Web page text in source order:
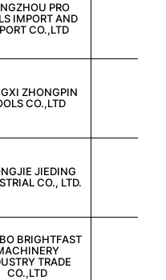
PRO
IMPORT AND
CO.,LTD
ZHONGPIN
CO.,LTD
JIEDING
CO., LTD.
BRIGHTFAST
TRADE
CO.,LTD